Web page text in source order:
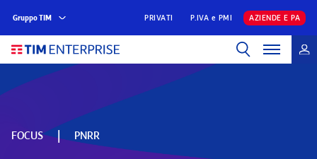
Gruppo TIM PRIVATI P.IVA e PMI AZIENDE E PA
FOCUS| PNRR